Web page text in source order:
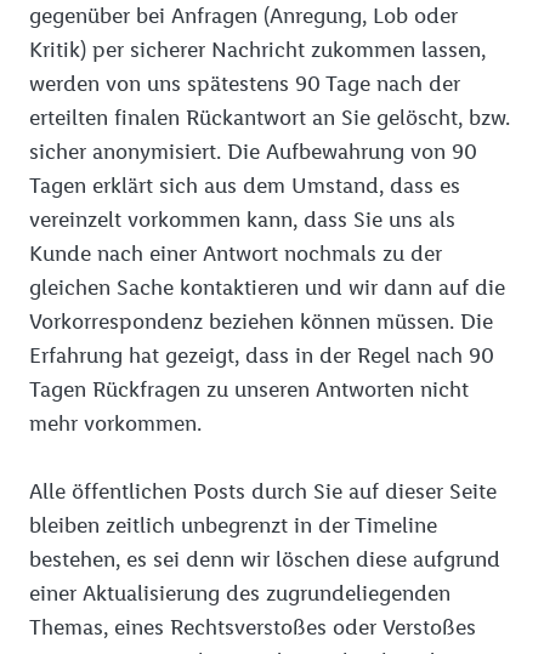
gegenüber bei Anfragen (Anregung, Lob oder
Kritik) per sicherer Nachricht zukommen lassen,
werden von uns spätestens 90 Tage nach der
erteilten finalen Rückantwort an Sie gelöscht, bzw.
sicher anonymisiert. Die Aufbewahrung von 90
Tagen erklärt sich aus dem Umstand, dass es
vereinzelt vorkommen kann, dass Sie uns als
Kunde nach einer Antwort nochmals zu der
gleichen Sache kontaktieren und wir dann auf die
Vorkorrespondenz beziehen können müssen. Die
Erfahrung hat gezeigt, dass in der Regel nach 90
Tagen Rückfragen zu unseren Antworten nicht
mehr vorkommen.
Alle öffentlichen Posts durch Sie auf dieser Seite
bleiben zeitlich unbegrenzt in der Timeline
bestehen, es sei denn wir löschen diese aufgrund
einer Aktualisierung des zugrundeliegenden
Themas, eines Rechtsverstoßes oder Verstoßes